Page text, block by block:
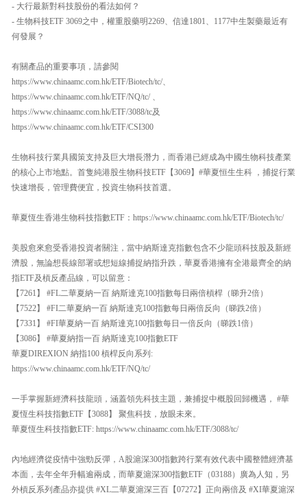
- 大行最新對科技股份的看法如何？
- 生物科技ETF 3069之中，權重股藥明2269、信達1801、1177中生製藥最近有
何發展？
有關產品的重要事項，請參閱
https://www.chinaamc.com.hk/ETF/Biotech/tc/、
https://www.chinaamc.com.hk/ETF/NQ/tc/ 、
https://www.chinaamc.com.hk/ETF/3088/tc及
https://www.chinaamc.com.hk/ETF/CSI300
生物科技行業具國策支持及巨大增長潛力，而香港已經成為中國生物科技產業
的核心上市地點。首隻純港股生物科技ETF【3069】#華夏恒生生科 ，捕捉行業
快速增長，管理費便宜，投資生物科技首選。
華夏恆生香港生物科技指數ETF：https://www.chinaamc.com.hk/ETF/Biotech/tc/
美股愈來愈受香港投資者關注，當中納斯達克指數包含不少龍頭科技股及新經
濟股，無論想長線部署或想短線捕捉納指升跌，華夏香港擁有全港最齊全的納
指ETF及槓反產品線，可以留意：
【7261】 #FL二華夏納一百 納斯達克100指數每日兩倍槓桿（睇升2倍）
【7522】 #FI二華夏納一百 納斯達克100指數每日兩倍反向（睇跌2倍）
【7331】 #FI華夏納一百 納斯達克100指數每日一倍反向（睇跌1倍）
【3086】 #華夏納指一百 納斯達克100指數ETF
華夏DIREXION 納指100 槓桿反向系列:
https://www.chinaamc.com.hk/ETF/NQ/tc/
一手掌握新經濟科技龍頭，涵蓋領先科技主題，兼捕捉中概股回歸機遇， #華
夏恆生科技指數ETF【3088】 聚焦科技，放眼未來。
華夏恆生科技指數ETF: https://www.chinaamc.com.hk/ETF/3088/tc/
內地經濟從疫情中強勁反彈，A股滬深300指數跨行業有效代表中國整體經濟基
本面，去年全年升幅逾兩成，而華夏滬深300指數ETF（03188）廣為人知，另
外槓反系列產品亦提供 #XL二華夏滬深三百【07272】正向兩倍及 #XI華夏滬深